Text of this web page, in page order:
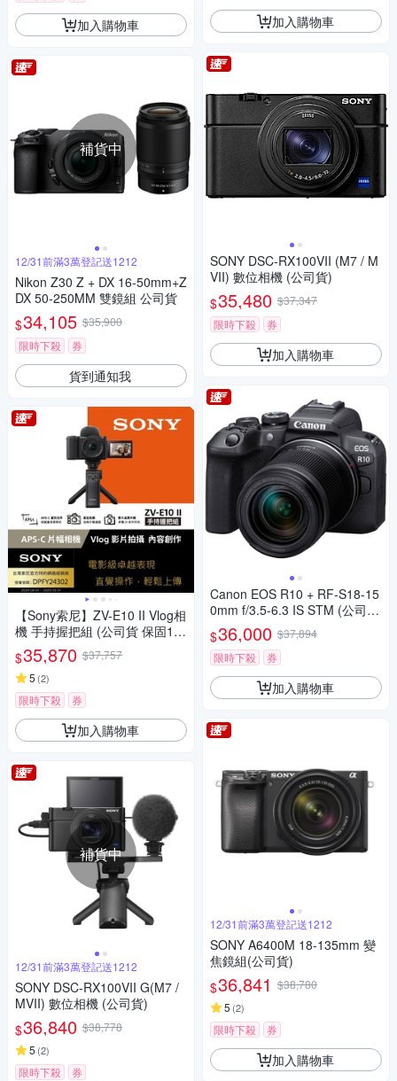
加入購物車
補貨中
12/31前滿3萬登記送1212
Nikon Z30 Z + DX 16-50mm+Z
DX 50-250MM 雙鏡組 公司貨
$34,105 $35,900
限時下殺
券
貨到通知我
【Sony索尼】ZV-E10 II Vlog相
機 手持握把組 (公司貨 保固18
+6個月)
$35,870 $37,757
5 (2)
限時下殺 券
加入購物車
補貨中
12/31前滿3萬登記送1212
SONY DSC-RX100VII G(M7 /
MVII) 數位相機 (公司貨)
$36,840 $38,778
5 (2)
限時下殺 券
加入購物車
SONY DSC-RX100VII (M7 / M
VII) 數位相機 (公司貨)
$35,480 $37,347
限時下殺
券
加入購物車
Canon EOS R10 + RF-S18-15
0mm f/3.5-6.3 IS STM (公司
貨)
$36,000 $37,894
限時下殺
券
加入購物車
12/31前滿3萬登記送1212
SONY A6400M 18-135mm 變
焦鏡組(公司貨)
$36,841 $38,780
5 (2)
限時下殺 券
加入購物車